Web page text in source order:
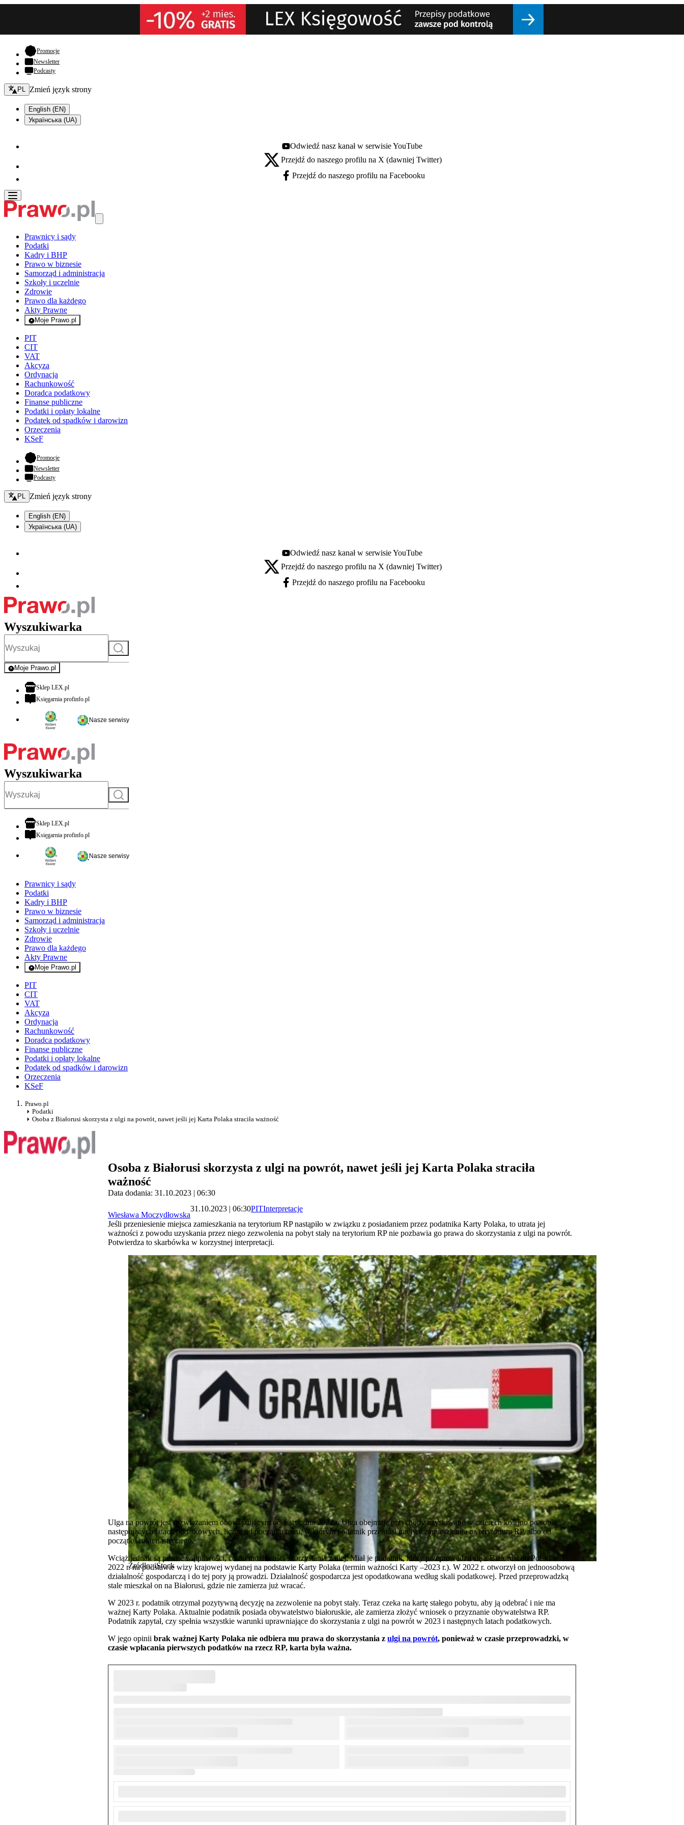
Promocje- otwiera się w nowej karcie
Newsletter
Podcasty
Zmień język - bieżący:
PL Zmień język strony
English (EN)
Українська (UA)
Youtube - otwiera się w nowej karcie
Odwiedź nasz kanał w serwisie YouTube
X - otwiera się w nowej karcie
Przejdź do naszego profilu na X (dawniej Twitter)
Facebook - otwiera się w nowej karcie
Przejdź do naszego profilu na Facebooku
Prawnicy i sądy
Podatki
Kadry i BHP
Prawo w biznesie
Samorząd i administracja
Szkoły i uczelnie
Zdrowie
Prawo dla każdego
Akty Prawne
Moje Prawo.pl
- rejestracja i logowanie do serwisu
PIT
CIT
VAT
Akcyza
Ordynacja
Rachunkowość
Doradca podatkowy
Finanse publiczne
Podatki i opłaty lokalne
Podatek od spadków i darowizn
Orzeczenia
KSeF
Promocje- otwiera się w nowej karcie
Newsletter
Podcasty
Zmień język - bieżący:
PL Zmień język strony
English (EN)
Українська (UA)
Youtube - otwiera się w nowej karcie
Odwiedź nasz kanał w serwisie YouTube
X - otwiera się w nowej karcie
Przejdź do naszego profilu na X (dawniej Twitter)
Facebook - otwiera się w nowej karcie
Przejdź do naszego profilu na Facebooku
Wyszukiwarka
Szukaj
Moje Prawo.pl
- rejestracja i logowanie do serwisu
Sklep LEX.plotwiera się w nowej karcie
Księgarnia profinfo.plotwiera się w nowej karcie
Nasze serwisy
Wyszukiwarka
Szukaj
Sklep LEX.plotwiera się w nowej karcie
Księgarnia profinfo.plotwiera się w nowej karcie
Nasze serwisy
Prawnicy i sądy
Podatki
Kadry i BHP
Prawo w biznesie
Samorząd i administracja
Szkoły i uczelnie
Zdrowie
Prawo dla każdego
Akty Prawne
Moje Prawo.pl
- rejestracja i logowanie do serwisu
PIT
CIT
VAT
Akcyza
Ordynacja
Rachunkowość
Doradca podatkowy
Finanse publiczne
Podatki i opłaty lokalne
Podatek od spadków i darowizn
Orzeczenia
KSeF
Prawo.pl
Podatki
Osoba z Białorusi skorzysta z ulgi na powrót, nawet jeśli jej Karta Polaka straciła ważność
Osoba z Białorusi skorzysta z ulgi na powrót, nawet jeśli jej Karta Polaka straciła
ważność
Data dodania: 31.10.2023 | 06:30
Wiesława Moczydłowska
31.10.2023 | 06:30PITInterpretacje
Jeśli przeniesienie miejsca zamieszkania na terytorium RP nastąpiło w związku z posiadaniem przez podatnika Karty Polaka, to utrata jej
ważności z powodu uzyskania przez niego zezwolenia na pobyt stały na terytorium RP nie pozbawia go prawa do skorzystania z ulgi na powrót.
Potwierdza to skarbówka w korzystnej interpretacji.
Źródło: iStock
Ulga na powrót jest rozwiązaniem obowiązującym od 1 stycznia 2022 r. Ulga obejmuje przychody uzyskiwane w czterech kolejno po sobie
następujących latach podatkowych, licząc od początku roku, w którym podatnik przeniósł miejsce zamieszkania na terytorium RP, albo od
początku roku następnego.
Wciąż jednak są pewne wątpliwości, co do możliwości skorzystania z niej. Miał je podatnik, który przeprowadził się z Białorusi do Polski w
2022 r. na podstawie wizy krajowej wydanej na podstawie Karty Polaka (termin ważności Karty –2023 r.). W 2022 r. otworzył on jednoosobową
działalność gospodarczą i do tej pory ją prowadzi. Działalność gospodarcza jest opodatkowana według skali podatkowej. Przed przeprowadzką
stale mieszkał on na Białorusi, gdzie nie zamierza już wracać.
W 2023 r. podatnik otrzymał pozytywną decyzję na zezwolenie na pobyt stały. Teraz czeka na kartę stałego pobytu, aby ją odebrać i nie ma
ważnej Karty Polaka. Aktualnie podatnik posiada obywatelstwo białoruskie, ale zamierza złożyć wniosek o przyznanie obywatelstwa RP.
Podatnik zapytał, czy spełnia wszystkie warunki uprawniające do skorzystania z ulgi na powrót w 2023 i następnych latach podatkowych.
W jego opinii brak ważnej Karty Polaka nie odbiera mu prawa do skorzystania z ulgi na powrót, ponieważ w czasie przeprowadzki, w
czasie wpłacania pierwszych podatków na rzecz RP, karta była ważna.